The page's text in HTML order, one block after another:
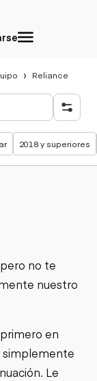
Reliance
2018 y superiores
no te
nuestro
en
simplemente
Le